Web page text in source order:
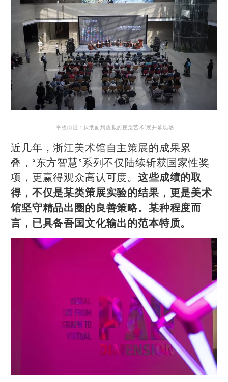
“平板向度：从纸面到虚拟的视觉艺术”展开幕现场
近几年，浙江美术馆自主策展的成果累
叠，“东方智慧”系列不仅陆续斩获国家性奖
项，更赢得观众高认可度。这些成绩的取
得，不仅是某类策展实验的结果，更是美术
馆坚守精品出圈的良善策略。某种程度而
言，已具备吾国文化输出的范本特质。